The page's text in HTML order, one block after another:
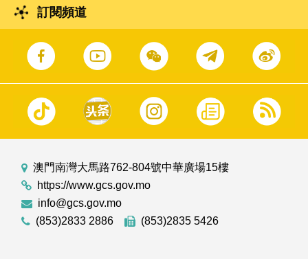
訂閱頻道
澳門南灣大馬路762-804號中華廣場15樓
https://www.gcs.gov.mo
info@gcs.gov.mo
(853)2833 2886
(853)2835 5426